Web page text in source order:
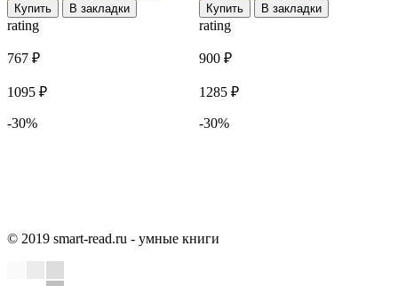
Купить В закладки
rating
767 ₽
1095 ₽
-30%
Купить В закладки
rating
900 ₽
1285 ₽
-30%
© 2019 smart-read.ru - умные книги